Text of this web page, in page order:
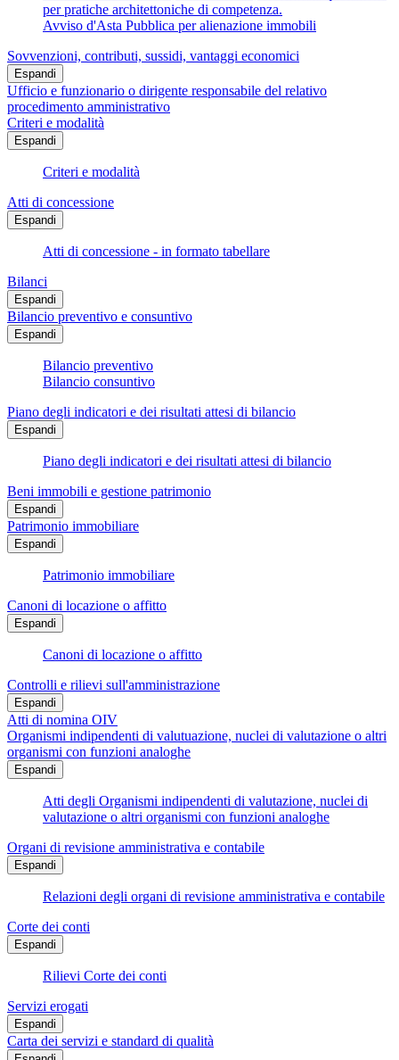
per pratiche architettoniche di competenza.
Avviso d'Asta Pubblica per alienazione immobili
Sovvenzioni, contributi, sussidi, vantaggi economici
Espandi
Ufficio e funzionario o dirigente responsabile del relativo
procedimento amministrativo
Criteri e modalità
Espandi
Criteri e modalità
Atti di concessione
Espandi
Atti di concessione - in formato tabellare
Bilanci
Espandi
Bilancio preventivo e consuntivo
Espandi
Bilancio preventivo
Bilancio consuntivo
Piano degli indicatori e dei risultati attesi di bilancio
Espandi
Piano degli indicatori e dei risultati attesi di bilancio
Beni immobili e gestione patrimonio
Espandi
Patrimonio immobiliare
Espandi
Patrimonio immobiliare
Canoni di locazione o affitto
Espandi
Canoni di locazione o affitto
Controlli e rilievi sull'amministrazione
Espandi
Atti di nomina OIV
Organismi indipendenti di valutuazione, nuclei di valutazione o altri
organismi con funzioni analoghe
Espandi
Atti degli Organismi indipendenti di valutazione, nuclei di
valutazione o altri organismi con funzioni analoghe
Organi di revisione amministrativa e contabile
Espandi
Relazioni degli organi di revisione amministrativa e contabile
Corte dei conti
Espandi
Rilievi Corte dei conti
Servizi erogati
Espandi
Carta dei servizi e standard di qualità